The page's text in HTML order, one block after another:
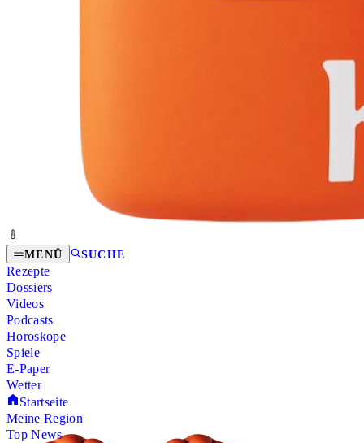
MENÜ SUCHE
Rezepte
Dossiers
Videos
Podcasts
Horoskope
Spiele
E-Paper
Wetter
Startseite
Meine Region
Top News